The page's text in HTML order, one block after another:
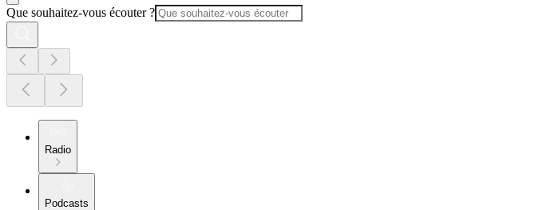
Que souhaitez-vous écouter ?
Radio
Podcasts